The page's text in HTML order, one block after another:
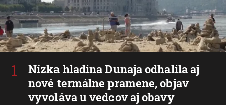
Nízka hladina Dunaja odhalila aj
nové termálne pramene, objav
vyvoláva u vedcov aj obavy